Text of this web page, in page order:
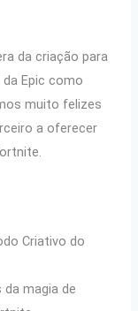
da criação para
Epic como
muito felizes
a oferecer
Criativo do
magia de